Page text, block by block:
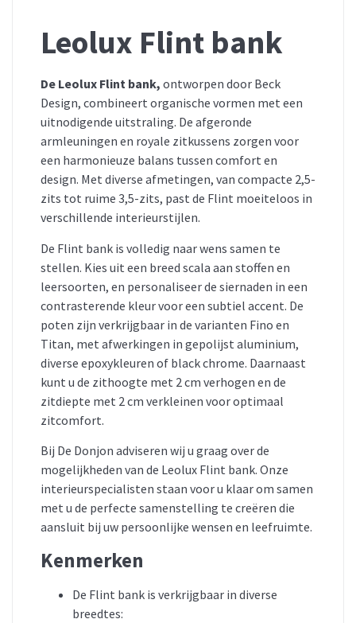
Leolux Flint bank
De Leolux Flint bank, ontworpen door Beck
Design, combineert organische vormen met een
uitnodigende uitstraling. De afgeronde
armleuningen en royale zitkussens zorgen voor
een harmonieuze balans tussen comfort en
design. Met diverse afmetingen, van compacte 2,5-
zits tot ruime 3,5-zits, past de Flint moeiteloos in
verschillende interieurstijlen.
De Flint bank is volledig naar wens samen te
stellen. Kies uit een breed scala aan stoffen en
leersoorten, en personaliseer de siernaden in een
contrasterende kleur voor een subtiel accent. De
poten zijn verkrijgbaar in de varianten Fino en
Titan, met afwerkingen in gepolijst aluminium,
diverse epoxykleuren of black chrome. Daarnaast
kunt u de zithoogte met 2 cm verhogen en de
zitdiepte met 2 cm verkleinen voor optimaal
zitcomfort.
Bij De Donjon adviseren wij u graag over de
mogelijkheden van de Leolux Flint bank. Onze
interieurspecialisten staan voor u klaar om samen
met u de perfecte samenstelling te creëren die
aansluit bij uw persoonlijke wensen en leefruimte.
Kenmerken
De Flint bank is verkrijgbaar in diverse
breedtes: